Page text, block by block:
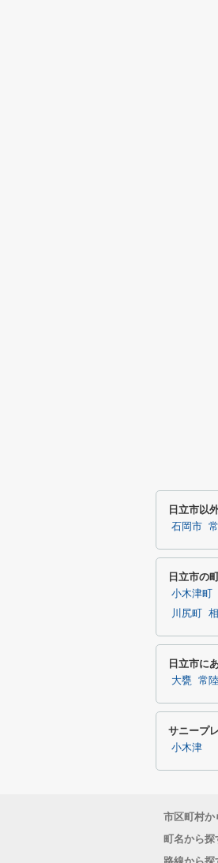
日立市以
石岡市
日立市の
小木津町
川尻町
日立市に
大甕 常
サニープ
小木津
市区町村か
町名から探